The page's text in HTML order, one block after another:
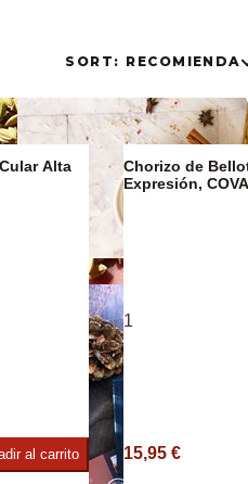
SORT: RECOMIENDA
Alta
al carrito
Chorizo de
Expresión,
1
15,95 €